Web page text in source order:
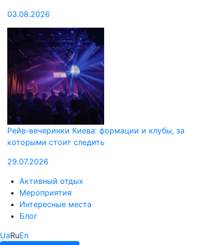
03.08.2026
Рейв-вечеринки Киева: формации и клубы, за
которыми стоит следить
29.07.2026
Активный отдых
Мероприятия
Интересные места
Блог
UaRuEn